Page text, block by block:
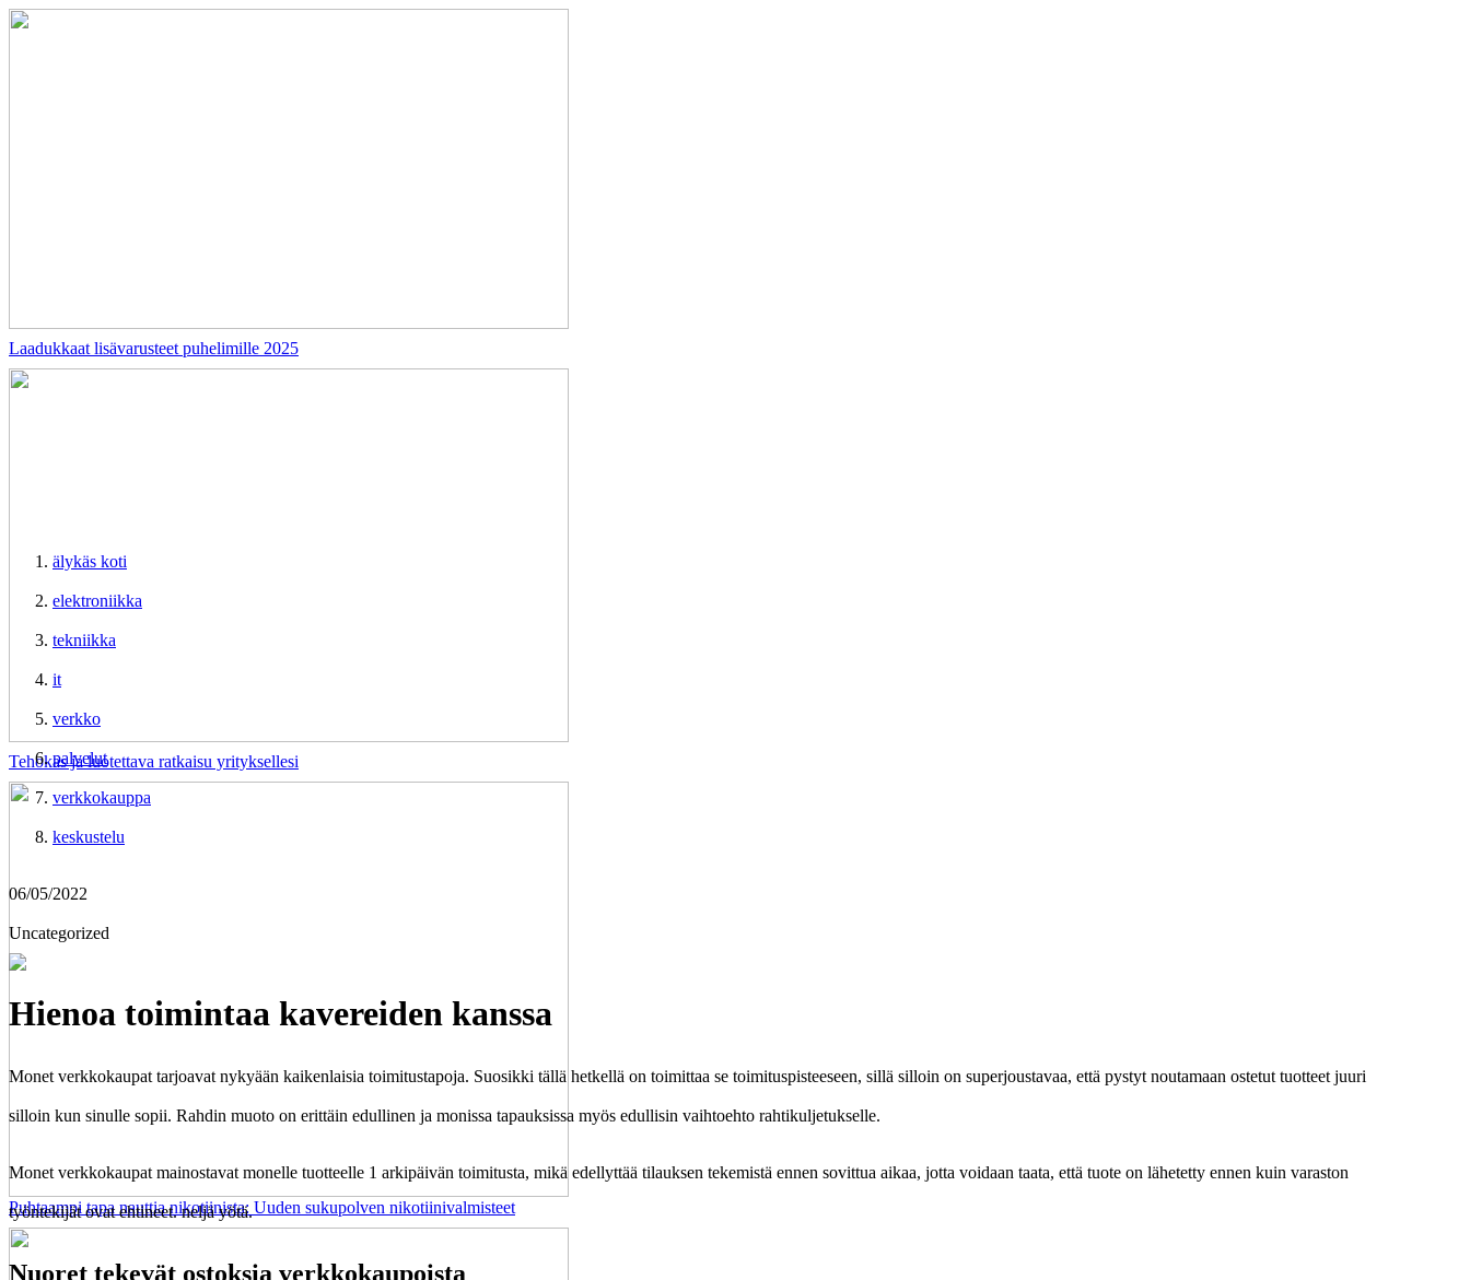
Laadukkaat lisävarusteet puhelimille 2025
Tehokas ja luotettava ratkaisu yrityksellesi
Puhtaampi tapa nauttia nikotiinista: Uuden sukupolven nikotiinivalmisteet
älykäs koti
elektroniikka
tekniikka
it
verkko
palvelut
verkkokauppa
keskustelu
06/05/2022
Uncategorized
Hienoa toimintaa kavereiden kanssa
Monet verkkokaupat tarjoavat nykyään kaikenlaisia toimitustapoja. Suosikki tällä hetkellä on toimittaa se toimituspisteeseen, sillä silloin on superjoustavaa, että pystyt noutamaan ostetut tuotteet juuri
silloin kun sinulle sopii. Rahdin muoto on erittäin edullinen ja monissa tapauksissa myös edullisin vaihtoehto rahtikuljetukselle.
Monet verkkokaupat mainostavat monelle tuotteelle 1 arkipäivän toimitusta, mikä edellyttää tilauksen tekemistä ennen sovittua aikaa, jotta voidaan taata, että tuote on lähetetty ennen kuin varaston
työntekijät ovat ehtineet. neljä yötä.
Nuoret tekevät ostoksia verkkokaupoista